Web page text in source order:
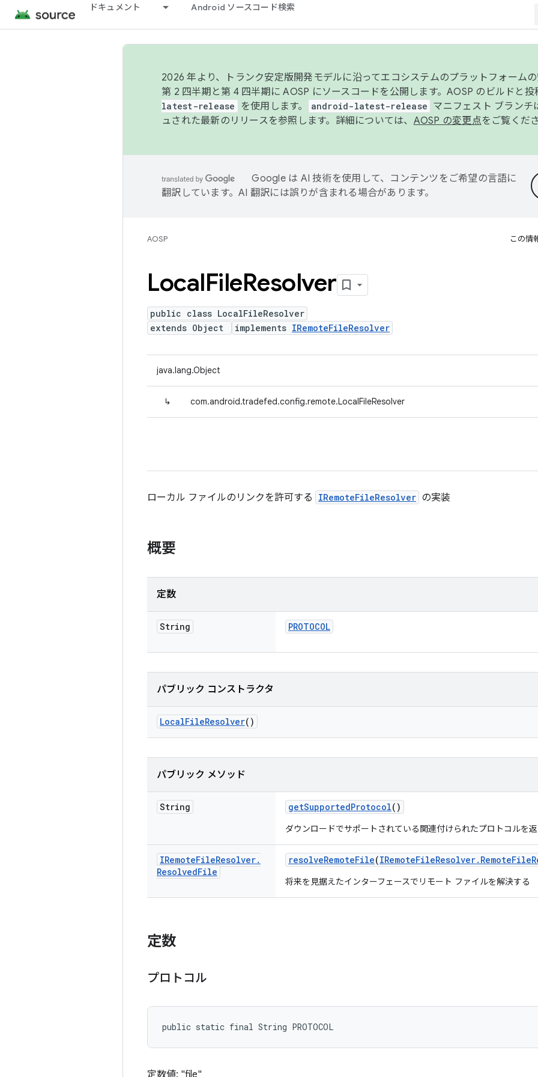
ドキュメント Android ソースコード検索
2026 年より、トランク安定版開発モデルに沿ってエコシステムのプラットフォームの
第 2 四半期と第 4 四半期に AOSP にソースコードを公開します。AOSP のビルドと投
latest-release
を使用します。 android-latest-release マニフェスト ブランチ
ュされた最新のリリースを参照します。詳細については、 AOSP の変更点をご覧くだ
Google は AI 技術を使用して、コンテンツをご希望の言語に
翻訳しています。AI 翻訳には誤りが含まれる場合があります。
AOSP この情
LocalFileResolver
public class LocalFileResolver
extends Object
implements IRemoteFileResolver
java.lang.Object
↳ com.android.tradefed.config.remote.LocalFileResolver
ローカル ファイルのリンクを許可する IRemoteFileResolver の実装
概要
定数
String PROTOCOL
パブリック コンストラクタ
LocalFileResolver()
パブリック メソッド
String getSupportedProtocol()
ダウンロードでサポートされている関連付けられたプロトコルを返
IRemoteFileResolver.
ResolvedFile
resolveRemoteFile(IRemoteFileResolver. RemoteFile
将来を見据えたインターフェースでリモート ファイルを解決する
定数
プロトコル
public static final String PROTOCOL
定数値: "file"